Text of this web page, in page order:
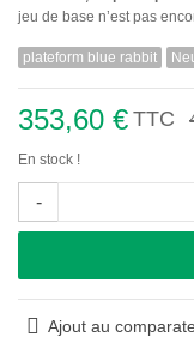
jeu de base n’est pas
plateform blue rabbit
353,60 € TTC
En stock !
-
Ajout au